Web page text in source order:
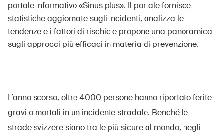
UPI – chi siamo
Media
Campagne
Posti vacanti
portale informativo «Sinus plus». Il portale fornisce
statistiche aggiornate sugli incidenti, analizza le
tendenze e i fattori di rischio e propone una panoramica
sugli approcci più efficaci in materia di prevenzione.
L’anno scorso, oltre 4000 persone hanno riportato ferite
gravi o mortali in un incidente stradale. Benché le
strade svizzere siano tra le più sicure al mondo, negli